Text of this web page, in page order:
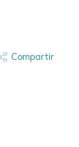
Compartir